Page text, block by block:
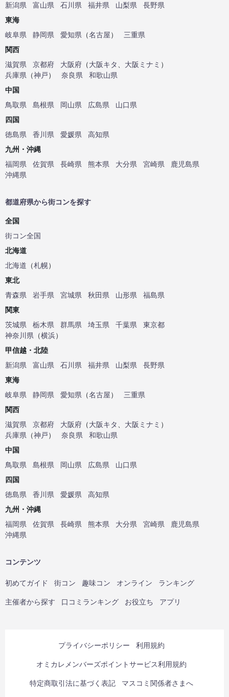
新潟県
富山県 石川県 福井県 山梨県
長野県
東海
岐阜県
静岡県 愛知県 （名古屋）
三重県
関西
滋賀県
京都府 大阪府 （大阪キタ 大阪ミナミ ）
兵庫県 （神戸） 奈良県
和歌山県
中国
鳥取県
島根県 岡山県 広島県
山口県
四国
徳島県
香川県 愛媛県
高知県
九州・沖縄
福岡県
佐賀県 長崎県 熊本県 大分県 宮崎県
鹿児島県
沖縄県
都道府県から街コンを探す
全国
街コン全国
北海道
北海道 （札幌）
東北
青森県
岩手県 宮城県 秋田県 山形県
福島県
関東
茨城県
栃木県 群馬県 埼玉県 千葉県
東京都
神奈川県 （横浜）
甲信越・北陸
新潟県
富山県 石川県 福井県 山梨県
長野県
東海
岐阜県
静岡県 愛知県 （名古屋）
三重県
関西
滋賀県
京都府 大阪府 （大阪キタ 大阪ミナミ ）
兵庫県 （神戸） 奈良県
和歌山県
中国
鳥取県
島根県 岡山県 広島県
山口県
四国
徳島県
香川県 愛媛県
高知県
九州・沖縄
福岡県
佐賀県 長崎県 熊本県 大分県 宮崎県
鹿児島県
沖縄県
コンテンツ
初めてガイド 街コン 趣味コン オンライン ランキング
主催者から探す 口コミランキング お役立ち アプリ
プライバシーポリシー 利用規約
オミカレメンバーズポイントサービス利用規約
特定商取引法に基づく表記 マスコミ関係者さまへ